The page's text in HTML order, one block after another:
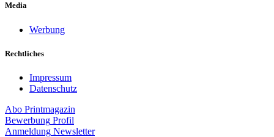
Media
Werbung
Rechtliches
Impressum
Datenschutz
Abo Printmagazin
Bewerbung Profil
Anmeldung Newsletter